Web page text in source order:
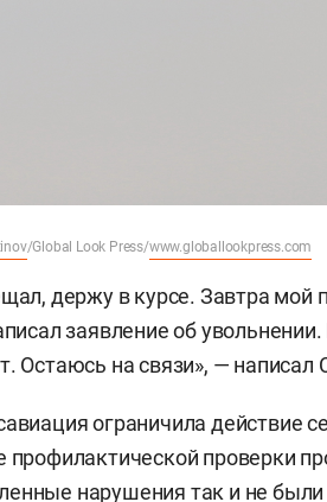
/Global Look Press/www.globallookpress.com
держу в курсе. Завтра мой
заявление об
Остаюсь на связи», — написал
ограничила действие
профилактической проверки
нарушения так и не